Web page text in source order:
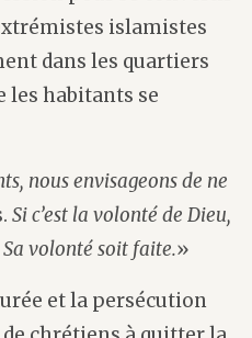
islamistes
dans les quartiers
les habitants se
nous envisageons de ne
Si c’est la volonté de Dieu,
volonté soit faite.»
et la persécution